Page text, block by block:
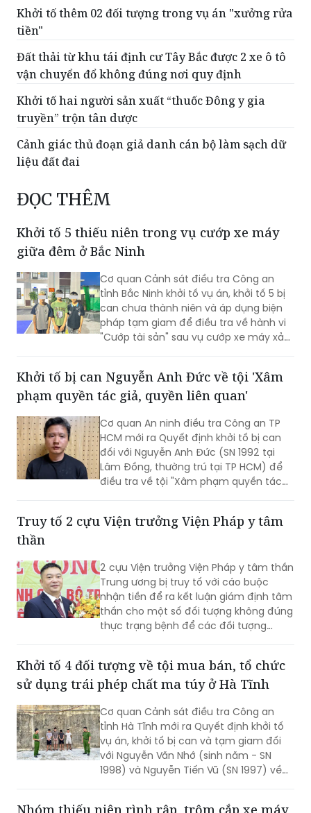
Đất thải từ khu tái định cư Tây Bắc được 2 xe ô tô
vận chuyển đổ không đúng nơi quy định
Khởi tố hai người sản xuất “thuốc Đông y gia
truyền” trộn tân dược
Cảnh giác thủ đoạn giả danh cán bộ làm sạch dữ
liệu đất đai
ĐỌC THÊM
Khởi tố 5 thiếu niên trong vụ cướp xe máy
Cơ quan Cảnh sát điều tra Công an
tỉnh Bắc Ninh khởi tố vụ án, khởi tố 5 bị
can chưa thành niên và áp dụng biện
pháp tạm giam để điều tra về hành vi
"Cướp tài sản" sau vụ cướp xe máy xảy
ra trên địa bàn xã Xuân Cẩm.
Khởi tố bị can Nguyễn Anh Đức về tội 'Xâm
Cơ quan An ninh điều tra Công an TP
HCM mới ra Quyết định khởi tố bị can
đối với Nguyễn Anh Đức (SN 1992 tại
Lâm Đồng, thường trú tại TP HCM) để
điều tra về tội "Xâm phạm quyền tác
giả, quyền liên quan" theo khoản 2 Điều
225 Bộ luật Hình sự năm 2015.
Truy tố 2 cựu Viện trưởng Viện Pháp y tâm
2 cựu Viện trưởng Viện Pháp y tâm thần
nhận tiền để ra kết luận giám định tâm
thần cho một số đối tượng không đúng
thực trạng bệnh để các đối tượng
được đi chữa bệnh bắt buộc.
Khởi tố 4 đối tượng về tội mua bán, tổ chức
Cơ quan Cảnh sát điều tra Công an
tỉnh Hà Tĩnh mới ra Quyết định khởi tố
vụ án, khởi tố bị can và tạm giam đối
với Nguyễn Văn Nhớ (sinh năm - SN
1998) và Nguyễn Tiến Vũ (SN 1997) về
tội "Tổ chức sử dụng trái phép chất ma
túy"; đồng thời khởi tố bị can, tạm giam
Nguyễn Quang Vinh (SN 1995) và Trần
trái phép chất ma túy".
Nhóm thiếu niên rình rập, trộm cắp xe máy